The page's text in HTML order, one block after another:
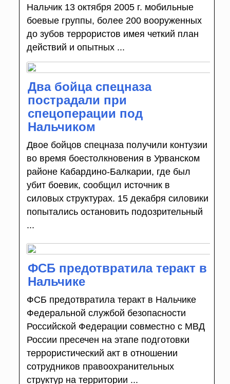
Нальчик 13 октября 2005 г. мобильные
боевые группы, более 200 вооруженных
до зубов террористов имея четкий план
действий и опытных ...
Два бойца спецназа
пострадали при
спецоперации под
Нальчиком
Двое бойцов спецназа получили контузии
во время боестолкновения в Урванском
районе Кабардино-Балкарии, где был
убит боевик, сообщил источник в
силовых структурах. 15 декабря силовики
попытались остановить подозрительный
...
ФСБ предотвратила теракт в
Нальчике
ФСБ предотвратила теракт в Нальчике
Федеральной службой безопасности
Российской Федерации совместно с МВД
России пресечен на этапе подготовки
террористический акт в отношении
сотрудников правоохранительных
структур на территории ...